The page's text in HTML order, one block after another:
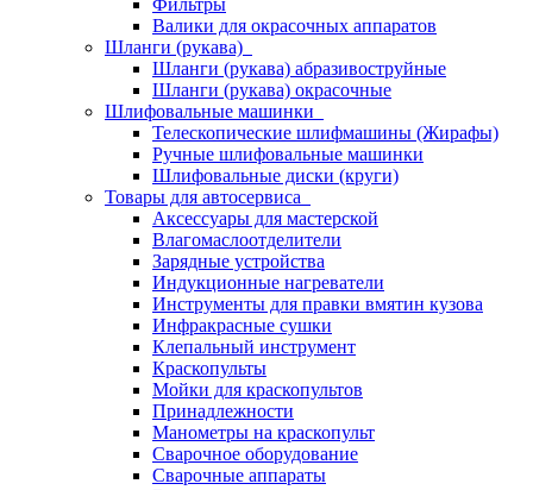
Фильтры
Валики для окрасочных аппаратов
Шланги (рукава)
Шланги (рукава) абразивоструйные
Шланги (рукава) окрасочные
Шлифовальные машинки
Телескопические шлифмашины (Жирафы)
Ручные шлифовальные машинки
Шлифовальные диски (круги)
Товары для автосервиса
Аксессуары для мастерской
Влагомаслоотделители
Зарядные устройства
Индукционные нагреватели
Инструменты для правки вмятин кузова
Инфракрасные сушки
Клепальный инструмент
Краскопульты
Мойки для краскопультов
Принадлежности
Манометры на краскопульт
Сварочное оборудование
Сварочные аппараты